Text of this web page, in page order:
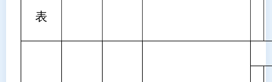
表